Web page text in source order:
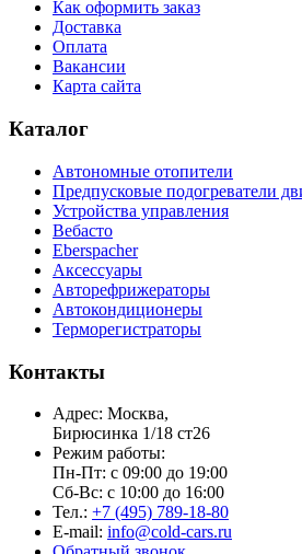
Как оформить заказ
Доставка
Оплата
Вакансии
Карта сайта
Каталог
Автономные отопители
Предпусковые подогреватели
Устройства управления
Вебасто
Eberspacher
Аксессуары
Авторефрижераторы
Автокондиционеры
Терморегистраторы
Контакты
Адрес: Москва,
Бирюсинка 1/18 ст26 ​
Режим работы:
Пн-Пт: с 09:00 до 19:00
Сб-Вс: с 10:00 до 16:00
Тел.: +7 (495) 789-18-80
E-mail: info@cold-cars.ru